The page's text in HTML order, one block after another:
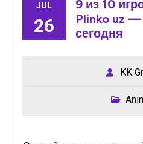
JUL
26
9 из 10
Plinko uz
сегодня
KK